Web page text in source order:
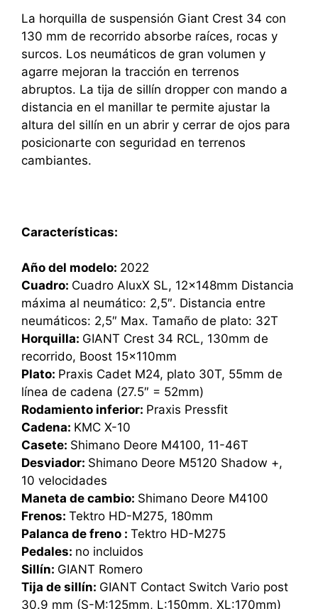
La horquilla de suspensión Giant Crest 34 con
130 mm de recorrido absorbe raíces, rocas y
surcos. Los neumáticos de gran volumen y
agarre mejoran la tracción en terrenos
abruptos. La tija de sillín dropper con mando a
distancia en el manillar te permite ajustar la
altura del sillín en un abrir y cerrar de ojos para
posicionarte con seguridad en terrenos
cambiantes.
Características:
Año del modelo: 2022
Cuadro: Cuadro AluxX SL, 12x148mm Distancia
máxima al neumático: 2,5″. Distancia entre
neumáticos: 2,5″ Max. Tamaño de plato: 32T
Horquilla: GIANT Crest 34 RCL, 130mm de
recorrido, Boost 15x110mm
Plato: Praxis Cadet M24, plato 30T, 55mm de
línea de cadena (27.5″ = 52mm)
Rodamiento inferior: Praxis Pressfit
Cadena: KMC X-10
Casete: Shimano Deore M4100, 11-46T
Desviador: Shimano Deore M5120 Shadow +,
10 velocidades
Maneta de cambio: Shimano Deore M4100
Frenos: Tektro HD-M275, 180mm
Palanca de freno : Tektro HD-M275
Pedales: no incluidos
Sillín: GIANT Romero
Tija de sillín: GIANT Contact Switch Vario post
30.9 mm (S-M:125mm, L:150mm, XL:170mm)